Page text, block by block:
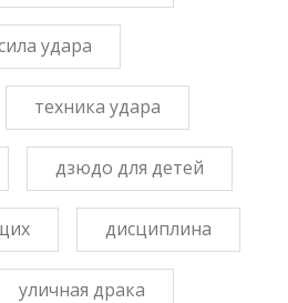
удара
техника удара
дзюдо для детей
дисциплина
уличная драка